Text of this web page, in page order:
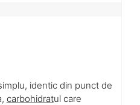
identic din punct de
carbohidratul care